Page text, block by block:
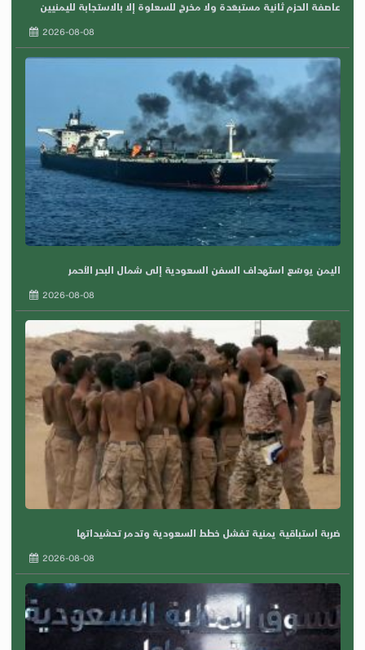
عاصفة الحزم ثانية مستبعَدة ولا مخرجَ للسعلوة إلا بالاستجابة لليمنيين
2026-08-08
اليمن يوسّع استهداف السفن السعودية إلى شمال البحر الأحمر
2026-08-08
ضربة استباقية يمنية تفشل خطط السعودية وتدمر تحشيداتها
2026-08-08